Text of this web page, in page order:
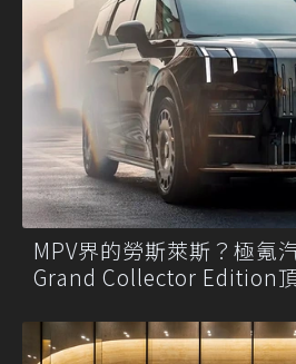
MPV界的勞斯萊斯？極氪
Grand Collector Edition